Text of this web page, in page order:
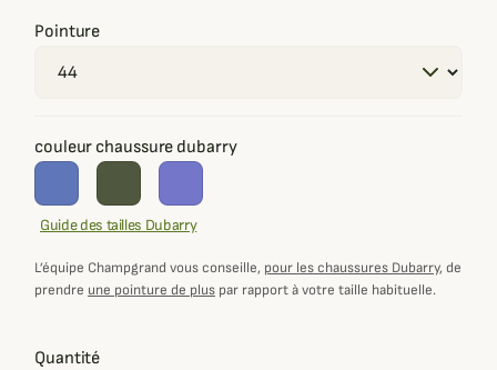
Pointure
couleur chaussure dubarry
Guide des tailles Dubarry
L’équipe Champgrand vous conseille, pour les chaussures Dubarry, de
prendre une pointure de plus par rapport à votre taille habituelle.
Quantité